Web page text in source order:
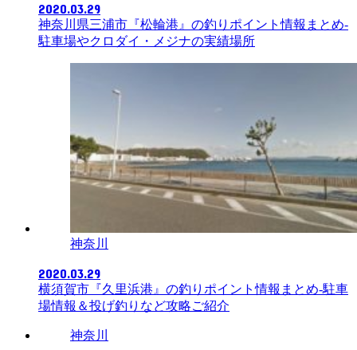
2020.03.29
神奈川県三浦市『松輪港』の釣りポイント情報まとめ-
駐車場やクロダイ・メジナの実績場所
神奈川
2020.03.29
横須賀市『久里浜港』の釣りポイント情報まとめ-駐車
場情報＆投げ釣りなど攻略ご紹介
神奈川